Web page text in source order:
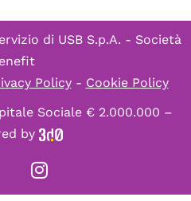
di USB S.p.A. - Società
Policy- Cookie Policy
Sociale € 2.000.000 –
by